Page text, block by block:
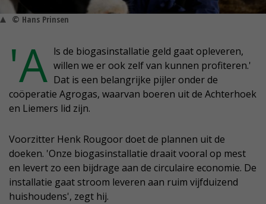
© Hans Prinsen
'A ls de biogasinstallatie geld gaat opleveren,
willen we er ook zelf van kunnen profiteren.'
Dat is een belangrijke pijler onder de
coöperatie Agrogas, waarvan boeren uit de Achterhoek
en Liemers lid zijn.
Voorzitter Henk Rougoor doet de plannen uit de
doeken. 'Onze biogasinstallatie draait vooral op mest
en levert zo een bijdrage aan de circulaire economie. De
installatie gaat stroom leveren aan ruim vijfduizend
huishoudens', zegt hij.